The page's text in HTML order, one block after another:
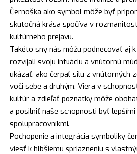
Černoška ako symbol môže byť
skutočná krása spočíva v
kultúrneho prejavu.
Takéto sny nás môžu podnecovať aj
rozvíjali svoju intuáciu a vnútornú
ukázať, ako čerpať silu z vnútorných
voči sebe a druhým. Viera v
kultúr a zdieľať poznatky môže
a posilniť naše schopnosti byť lepšími
spolupracovníkmi.
Pochopenie a integrácia symboliky
viesť k hlbšiemu spriazneniu s